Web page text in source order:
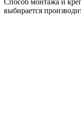
выбирается